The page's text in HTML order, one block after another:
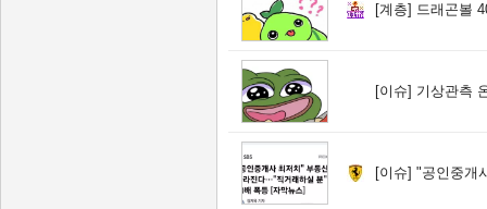
[계층] 드래곤볼
[이슈] 기상관측
[이슈] "공인중개사 최저치